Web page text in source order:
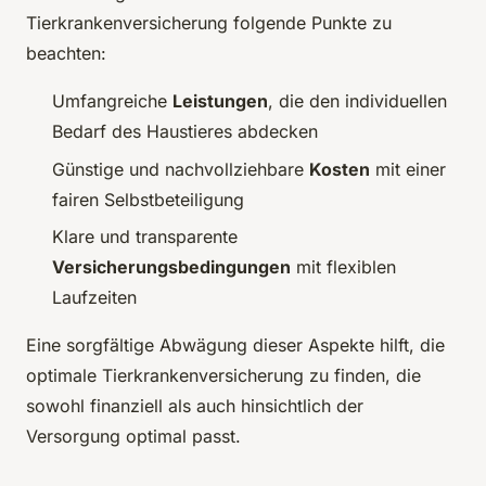
Tierkrankenversicherung folgende Punkte zu
beachten:
Umfangreiche Leistungen, die den individuellen
Bedarf des Haustieres abdecken
Günstige und nachvollziehbare Kosten mit einer
fairen Selbstbeteiligung
Klare und transparente
Versicherungsbedingungen mit flexiblen
Laufzeiten
Eine sorgfältige Abwägung dieser Aspekte hilft, die
optimale Tierkrankenversicherung zu finden, die
sowohl finanziell als auch hinsichtlich der
Versorgung optimal passt.